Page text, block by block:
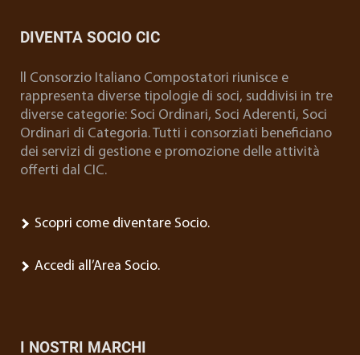
DIVENTA SOCIO CIC
ll Consorzio Italiano Compostatori riunisce e
rappresenta diverse tipologie di soci, suddivisi in tre
diverse categorie: Soci Ordinari, Soci Aderenti, Soci
Ordinari di Categoria. Tutti i consorziati beneficiano
dei servizi di gestione e promozione delle attività
offerti dal CIC.
Scopri come diventare Socio.
Accedi all’Area Socio.
I NOSTRI MARCHI